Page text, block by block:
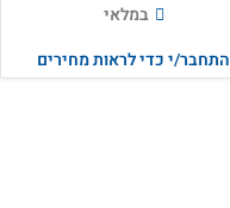
במלאי
התחבר/י כדי לראות מחירים